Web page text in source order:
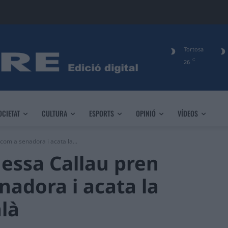
26 C
Tortosa
CULTURA ESPORTS OPINIÓ VÍDEOS
a senadora i acata la...
Callau pren
i acata la